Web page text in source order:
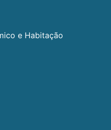
e Habitação